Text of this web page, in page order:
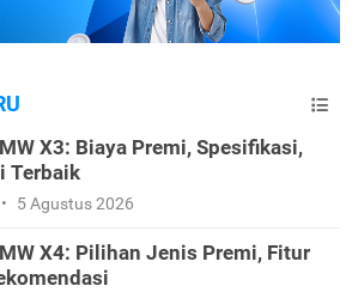
X3: Biaya Premi, Spesifikasi,
Terbaik
• 5 Agustus 2026
X4: Pilihan Jenis Premi, Fitur